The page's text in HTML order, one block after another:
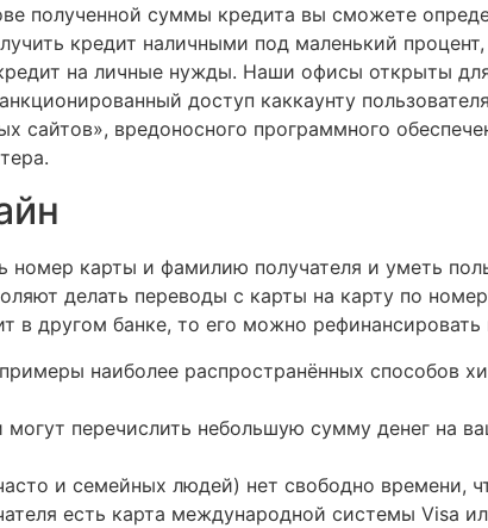
полученной суммы кредита вы сможете
кредит наличными под маленький
на личные нужды. Наши офисы открыты
доступ каккаунту
сайтов», вредоносного программного
номер карты и фамилию получателя и уметь
делать переводы с карты на карту по
в другом банке, то его можно
наиболее распространённых способов
перечислить небольшую сумму денег на
и семейных людей) нет свободно времени,
есть карта международной системы Visa